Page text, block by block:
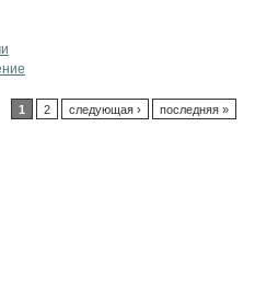
1 2 следующая › последняя »